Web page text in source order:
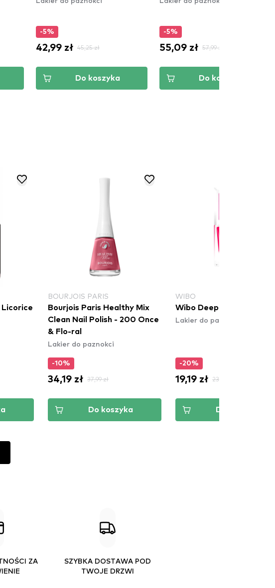
-5%
42,99 zł 45,25 zł
Do koszyka
-5%
55,09 zł 57,99 zł
Do koszyka
Licorice
BOURJOIS PARIS
Bourjois Paris Healthy Mix
Clean Nail Polish - 200 Once
& Flo-ral
Lakier do paznokci
-10%
34,19 zł 37,99 zł
Do koszyka
WIBO
Wibo Deep Neons - 3
Lakier do paznokci
-20%
19,19 zł 23,99 zł
Do koszyka
ZA
SZYBKA DOSTAWA POD
TWOJE DRZWI